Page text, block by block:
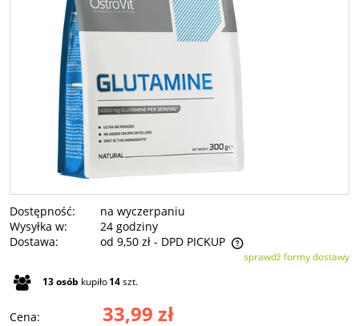
Dostępność:
na wyczerpaniu
Wysyłka w:
24 godziny
Dostawa:
od 9,50 zł - DPD PICKUP
Cena nie zawiera ewentualnych kosztów płatnościsprawdź formy dostawy
13osób kupiło14szt.
Cena: 33,99 zł